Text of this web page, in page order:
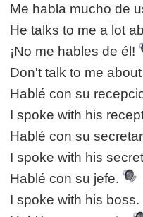
Me habla mucho de
He talks to me a lot
¡No me hables de él!
Don't talk to me
Hablé con su
I spoke with his
Hablé con su
I spoke with his
Hablé con su jefe.
I spoke with his boss.